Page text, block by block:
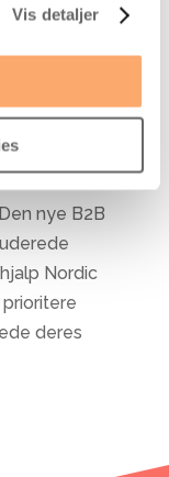
Vis detaljer
til en
direkte
nye B2B
Nordic
deres